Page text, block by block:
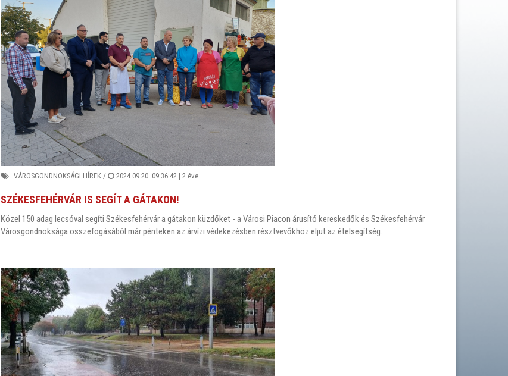
VÁROSGONDNOKSÁGI HÍREK / 2024.09.20. 09:36:42 | 2 éve
SZÉKESFEHÉRVÁR IS SEGÍT A GÁTAKON!
Közel 150 adag lecsóval segíti Székesfehérvár a gátakon küzdőket - a Városi Piacon árusító kereskedők és Székesfehérvár
Városgondnoksága összefogásából már pénteken az árvízi védekezésben résztvevőkhöz eljut az ételsegítség.